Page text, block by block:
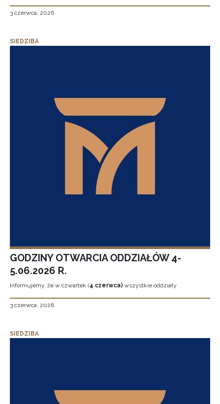
3 czerwca, 2026
SIEDZIBA
GODZINY OTWARCIA ODDZIAŁÓW 4-
5.06.2026 R.
Informujemy, że w czwartek (4 czerwca) wszystkie oddziały
3 czerwca, 2026
SIEDZIBA